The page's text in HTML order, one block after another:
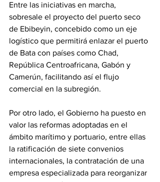
Entre las iniciativas en marcha,
sobresale el proyecto del puerto seco
de Ebibeyin, concebido como un eje
logístico que permitirá enlazar el puerto
de Bata con países como Chad,
República Centroafricana, Gabón y
Camerún, facilitando así el flujo
comercial en la subregión.
Por otro lado, el Gobierno ha puesto en
valor las reformas adoptadas en el
ámbito marítimo y portuario, entre ellas
la ratificación de siete convenios
internacionales, la contratación de una
empresa especializada para reorganizar